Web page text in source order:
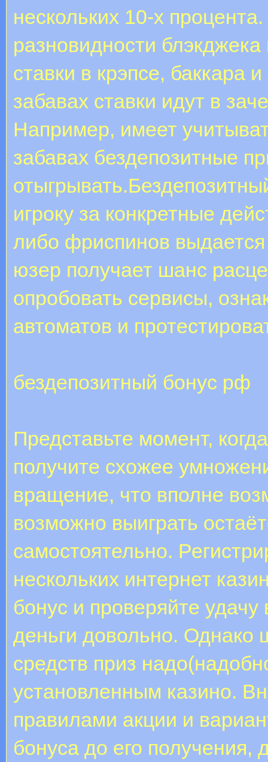
нескольких 10-х
разновидности
ставки в крэпсе, баккара
забавах ставки идут в
Например, имеет
забавах бездепозитные
игроку за конкретные
либо фриспинов
юзер получает шанс
опробовать сервисы,
автоматов и
бездепозитный бонус рф
Представьте момент,
получите схожее
вращение, что вполне
возможно выиграть
самостоятельно.
нескольких интернет
бонус и проверяйте
деньги довольно. Однако
средств приз
установленным казино.
правилами акции и
бонуса до его